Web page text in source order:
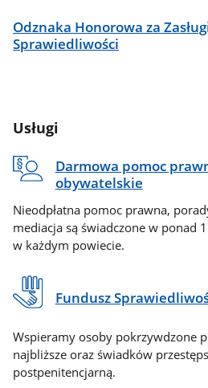
Odznaka Honorowa za
Sprawiedliwości
Usługi
Darmowa pomoc
obywatelskie
Nieodpłatna pomoc prawna,
mediacja są świadczone w ponad
w każdym powiecie.
Fundusz
Wspieramy osoby pokrzywdzone
najbliższe oraz świadków
postpenitencjarną.